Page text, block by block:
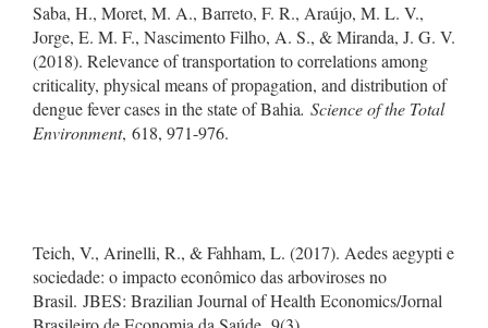
Saba, H., Moret, M. A., Barreto, F. R., Araújo, M. L. V.,
Jorge, E. M. F., Nascimento Filho, A. S., & Miranda, J. G. V.
(2018). Relevance of transportation to correlations among
criticality, physical means of propagation, and distribution of
dengue fever cases in the state of Bahia. Science of the Total
Environment, 618, 971-976.
Teich, V., Arinelli, R., & Fahham, L. (2017). Aedes aegypti e
sociedade: o impacto econômico das arboviroses no
Brasil. JBES: Brazilian Journal of Health Economics/Jornal